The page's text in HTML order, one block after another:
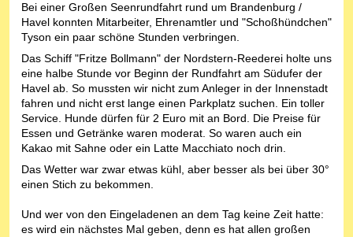
Bei einer Großen Seenrundfahrt rund um Brandenburg /
Havel konnten Mitarbeiter, Ehrenamtler und "Schoßhündchen"
Tyson ein paar schöne Stunden verbringen.
Das Schiff "Fritze Bollmann" der Nordstern-Reederei holte uns
eine halbe Stunde vor Beginn der Rundfahrt am Südufer der
Havel ab. So mussten wir nicht zum Anleger in der Innenstadt
fahren und nicht erst lange einen Parkplatz suchen. Ein toller
Service. Hunde dürfen für 2 Euro mit an Bord. Die Preise für
Essen und Getränke waren moderat. So waren auch ein
Kakao mit Sahne oder ein Latte Macchiato noch drin.
Das Wetter war zwar etwas kühl, aber besser als bei über 30°
einen Stich zu bekommen.
Und wer von den Eingeladenen an dem Tag keine Zeit hatte:
es wird ein nächstes Mal geben, denn es hat allen großen